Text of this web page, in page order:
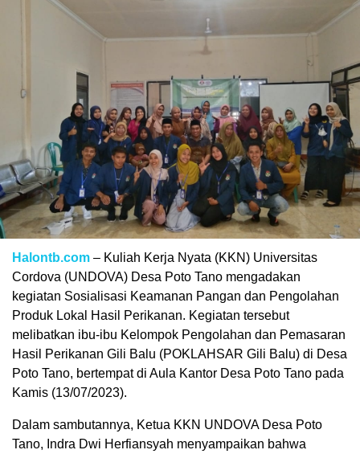
Halontb.com – Kuliah Kerja Nyata (KKN) Universitas
Cordova (UNDOVA) Desa Poto Tano mengadakan
kegiatan Sosialisasi Keamanan Pangan dan Pengolahan
Produk Lokal Hasil Perikanan. Kegiatan tersebut
melibatkan ibu-ibu Kelompok Pengolahan dan Pemasaran
Hasil Perikanan Gili Balu (POKLAHSAR Gili Balu) di Desa
Poto Tano, bertempat di Aula Kantor Desa Poto Tano pada
Kamis (13/07/2023).
Dalam sambutannya, Ketua KKN UNDOVA Desa Poto
Tano, Indra Dwi Herfiansyah menyampaikan bahwa